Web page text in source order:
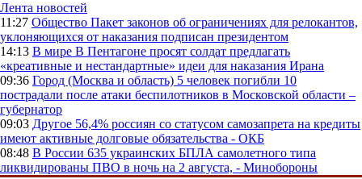
Лента новостей
11:27 Общество Пакет законов об ограничениях для релокантов,
уклоняющихся от наказания подписан президентом
14:13 В мире В Пентагоне просят солдат предлагать
«креативные и нестандартные» идеи для наказания Ирана
09:36 Город (Москва и область) 5 человек погибли 10
пострадали после атаки беспилотников в Московской области –
губернатор
09:03 Другое 56,4% россиян со статусом самозапрета на кредиты
имеют активные долговые обязательства - ОКБ
08:48 В России 635 украинских БПЛА самолетного типа
ликвидированы ПВО в ночь на 2 августа, - Минобороны